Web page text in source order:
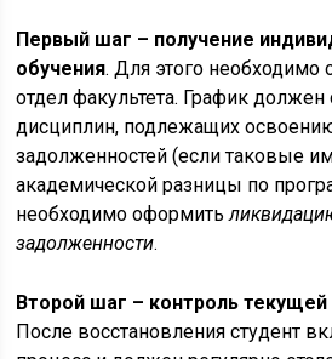
Первый шаг – получение
обучения. Для этого необходимо
отдел факультета. График
дисциплин, подлежащих
задолженностей (если таковые
академической разницы по
необходимо оформить
задолженности.
Второй шаг – контроль
После восстановления студент